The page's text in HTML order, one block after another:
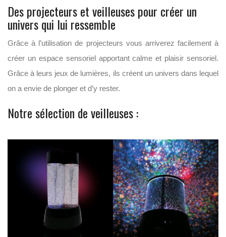
Des projecteurs et veilleuses pour créer un
univers qui lui ressemble
Grâce à l’utilisation de projecteurs vous arriverez facilement à
créer un espace sensoriel apportant calme et plaisir sensoriel.
Grâce à leurs jeux de lumières, ils créent un univers dans lequel
on a envie de plonger et d’y rester.
Notre sélection de veilleuses :